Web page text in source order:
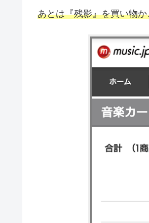
あとは『残影』を買い物